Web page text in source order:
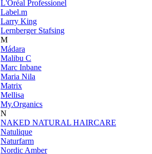
L'Oréal Professionel
Label.m
Larry King
Lernberger Stafsing
M
Mádara
Malibu C
Marc Inbane
Maria Nila
Matrix
Mellisa
My.Organics
N
NAKED NATURAL HAIRCARE
Natulique
Naturfarm
Nordic Amber